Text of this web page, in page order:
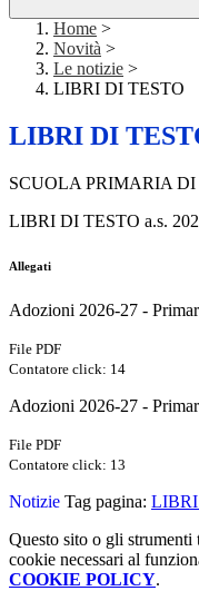
Home >
Novità >
Le notizie >
LIBRI DI TESTO
LIBRI DI
SCUOLA PRIMARIA
LIBRI DI TESTO a.s.
Allegati
Adozioni 2026-27 -
File PDF
Contatore click: 14
Adozioni 2026-27 -
File PDF
Contatore click: 13
Notizie Tag pagina: LIBRI
Questo sito o gli
cookie necessari al
COOKIE POLICY.